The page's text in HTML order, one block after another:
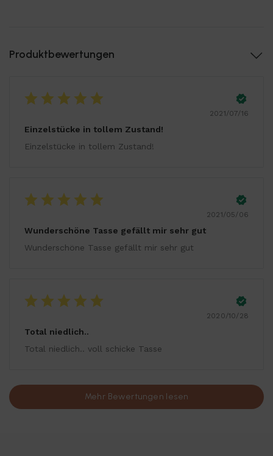
Produktbewertungen
2021/07/16
Einzelstücke in tollem Zustand!
Einzelstücke in tollem Zustand!
2021/05/06
Wunderschöne Tasse gefällt mir sehr gut
Wunderschöne Tasse gefällt mir sehr gut
2020/10/28
Total niedlich..
Total niedlich.. voll schicke Tasse
Mehr Bewertungen lesen